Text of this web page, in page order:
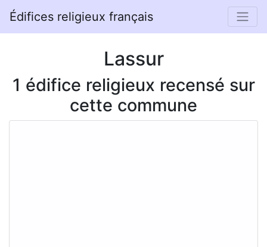
Édifices religieux français
Lassur
1 édifice religieux recensé sur
cette commune